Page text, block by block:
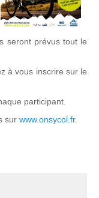
seront prévus tout le
à vous inscrire sur le
participant.
sur www.onsycol.fr.